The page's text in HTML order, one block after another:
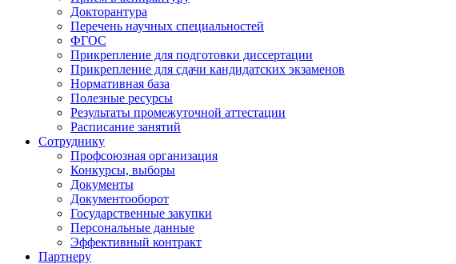
Докторантура
Перечень научных специальностей
ФГОС
Прикрепление для подготовки диссертации
Прикрепление для сдачи кандидатских экзаменов
Нормативная база
Полезные ресурсы
Результаты промежуточной аттестации
Расписание занятий
Сотруднику
Профсоюзная организация
Конкурсы, выборы
Документы
Документооборот
Государственные закупки
Персональные данные
Эффективный контракт
Партнеру